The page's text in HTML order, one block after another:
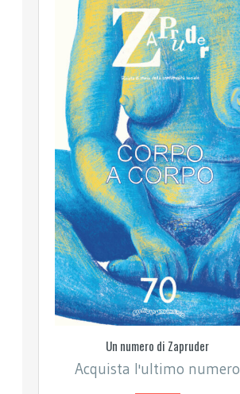
Un numero di Zapruder
Acquista l'ultimo numero